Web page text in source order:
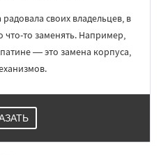
своих владельцев, в
что-то заменять. Например,
— это замена корпуса,